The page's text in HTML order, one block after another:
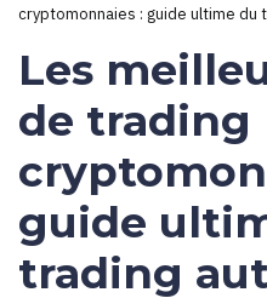
cryptomonnaies : guide ultime du
Les
de trading
guide
trading